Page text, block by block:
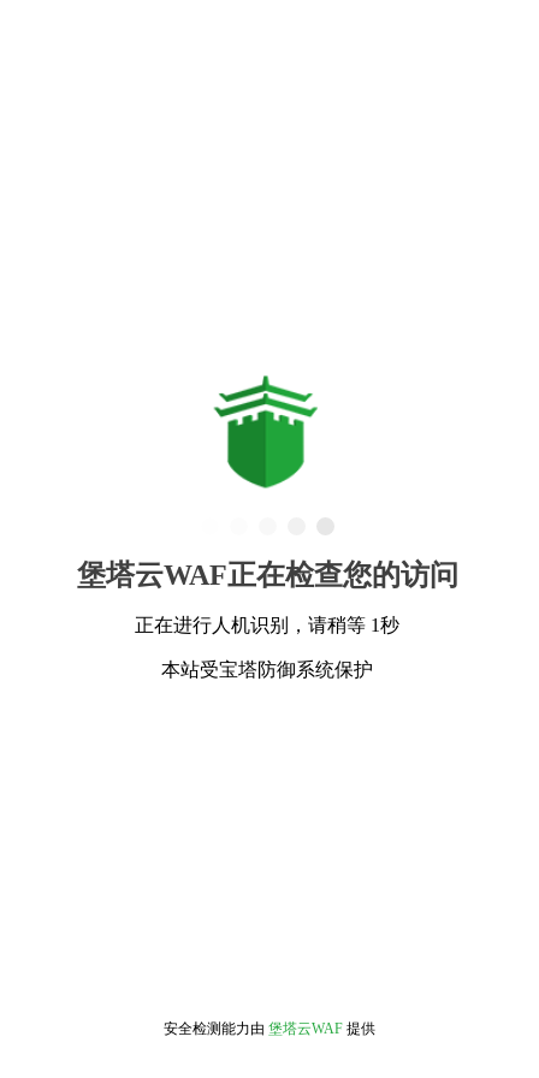
堡塔云WAF正在检查您的访问
正在进行人机识别，请稍等 1秒
本站受宝塔防御系统保护
安全检测能力由 堡塔云WAF 提供